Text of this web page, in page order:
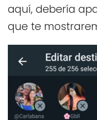
aquí, debería
que te